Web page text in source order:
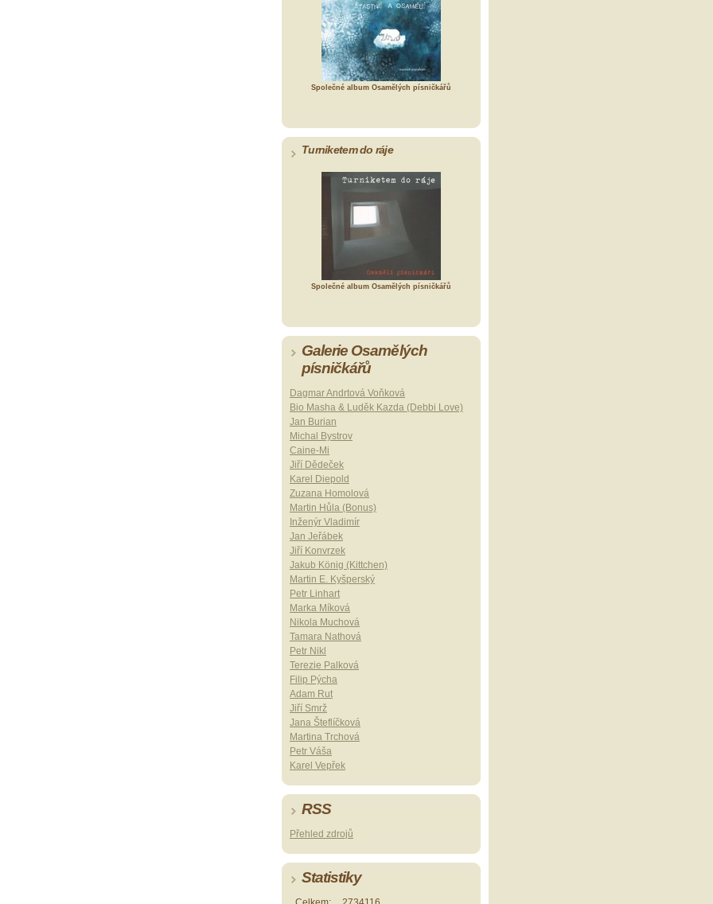
Společné album Osamělých písničkářů
Turniketem do ráje
Společné album Osamělých písničkářů
Galerie Osamělých
písničkářů
Dagmar Andrtová Voňková
Bio Masha & Luděk Kazda (Debbi Love)
Jan Burian
Michal Bystrov
Caine-Mi
Jiří Dědeček
Karel Diepold
Zuzana Homolová
Martin Hůla (Bonus)
Inženýr Vladimír
Jan Jeřábek
Jiří Konvrzek
Jakub König (Kittchen)
Martin E. Kyšperský
Petr Linhart
Marka Míková
Nikola Muchová
Tamara Nathová
Petr Nikl
Terezie Palková
Filip Pýcha
Adam Rut
Jiří Smrž
Jana Šteflíčková
Martina Trchová
Petr Váša
Karel Vepřek
RSS
Přehled zdrojů
Statistiky